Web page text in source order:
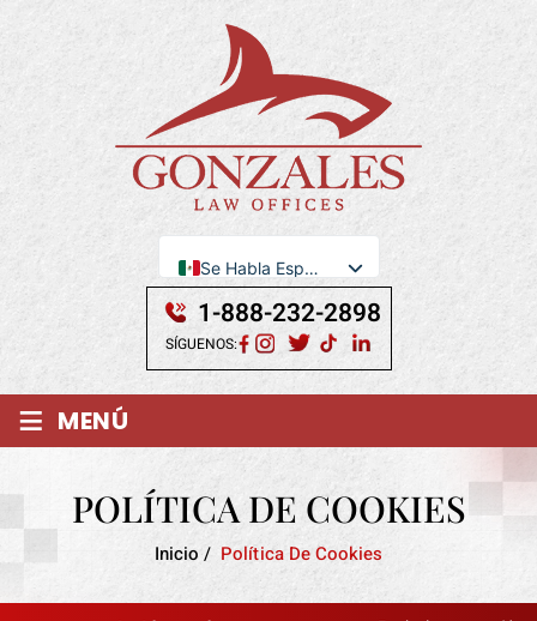
Se Habla Español
English
1-888-232-2898
SÍGUENOS:
≡ MENÚ
POLÍTICA DE COOKIES
Inicio / Política De Cookies